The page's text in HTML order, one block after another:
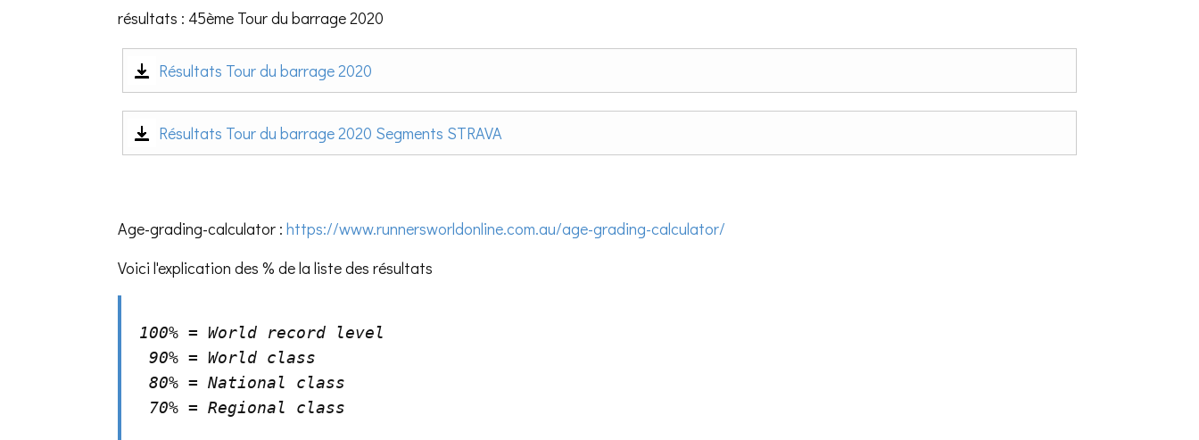
résultats : 45ème Tour du barrage 2020
Résultats Tour du barrage 2020
Résultats Tour du barrage 2020 Segments STRAVA
Age-grading-calculator : https://www.runnersworldonline.com.au/age-grading-calculator/
Voici l'explication des % de la liste des résultats
100% = World record level
90% = World class
80% = National class
70% = Regional class